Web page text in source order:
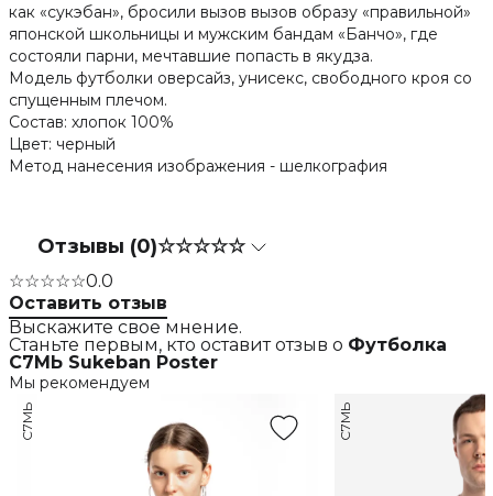
как «сукэбан», бросили вызов вызов образу «правильной»
японской школьницы и мужским бандам «Банчо», где
состояли парни, мечтавшие попасть в якудза.
Модель футболки оверсайз, унисекс, свободного кроя со
спущенным плечом.
Состав: хлопок 100%
Цвет: черный
Метод нанесения изображения - шелкография
Отзывы (0)☆☆☆☆☆
☆☆☆☆☆0.0
Оставить отзыв
Выскажите свое мнение.
Станьте первым, кто оставит отзыв о Футболка
С7МЬ Sukeban Poster
Мы рекомендуем
С7МЬ С7МЬ